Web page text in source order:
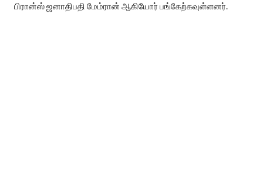
பிரான்ஸ் ஜனாதிபதி மேம்ரான் ஆகியோர் பங்கேற்கவுள்ளனர்.